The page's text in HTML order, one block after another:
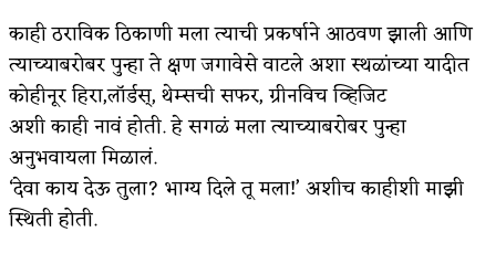
काही ठराविक ठिकाणी मला त्याची प्रकर्षाने आठवण झाली आणि
त्याच्याबरोबर पुन्हा ते क्षण जगावेसे वाटले अशा स्थळांच्या यादीत
कोहीनूर हिरा,लॉर्डस्, थेम्सची सफर, ग्रीनविच व्हिजिट
अशी काही नावं होती. हे सगळं मला त्याच्याबरोबर पुन्हा
अनुभवायला मिळालं.
‘देवा काय देऊ तुला? भाग्य दिले तू मला!’ अशीच काहीशी माझी
स्थिती होती.